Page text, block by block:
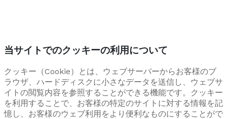
当サイトでのクッキーの利用について
クッキー（Cookie）とは、ウェブサーバーからお客様のブ
ラウザ、ハードディスクに小さなデータを送信し、ウェブサ
イトの閲覧内容を参照することができる機能です。クッキー
を利用することで、お客様の特定のサイトに対する情報を記
憶し、お客様のウェブ利用をより便利なものにすることがで